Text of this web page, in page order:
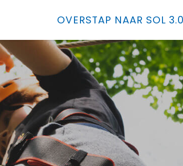
OVERSTAP NAAR SOL 3.0